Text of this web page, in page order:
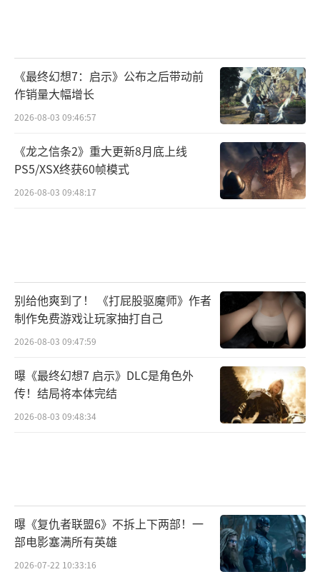
《最终幻想7：启示》公布之后带动前
作销量大幅增长
2026-08-03 09:46:57
《龙之信条2》重大更新8月底上线
PS5/XSX终获60帧模式
2026-08-03 09:48:17
别给他爽到了！ 《打屁股驱魔师》作者
制作免费游戏让玩家抽打自己
2026-08-03 09:47:59
曝《最终幻想7 启示》DLC是角色外
传！结局将本体完结
2026-08-03 09:48:34
曝《复仇者联盟6》不拆上下两部！一
部电影塞满所有英雄
2026-07-22 10:33:16